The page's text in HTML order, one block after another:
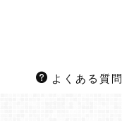
よくある質問